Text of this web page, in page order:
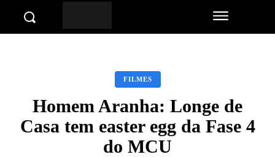
FILMES
Homem Aranha: Longe de
Casa tem easter egg da Fase 4
do MCU